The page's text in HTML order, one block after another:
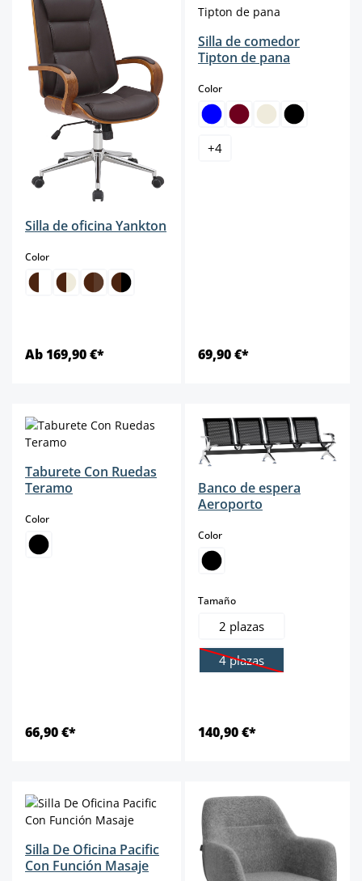
Silla de oficina Yankton
Colorselect
Ab 169,90 €*
Silla de comedor
Tipton de pana
Colorselect
+4
69,90 €*
Taburete Con Ruedas
Teramo
Colorselect
66,90 €*
Banco de espera
Aeroporto
Colorselect
Tamañoselect
2 plazas
4 plazas
(Esta opción no está
140,90 €*
Silla De Oficina Pacific
Con Función Masaje